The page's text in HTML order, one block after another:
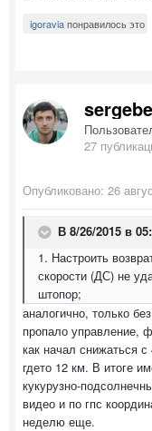
igoraviaпонравилось это
27
Опубликовано: 26
В 8/26/2015 в
1. Настроить
скорости (ДС) не
штопор;
аналогично, только
пропало управление,
как начал снижаться
гдето 12 км. В итоге
кукурузно-
видео и по гпс
неделю еще.